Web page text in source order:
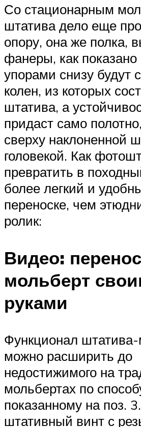
Со стационарным
штатива дело еще
опору, она же полка,
фанеры, как
упорами снизу будут
колен, из которых
штатива, а
придаст само
сверху наклоненной
головекой. Как
превратить в
более легкий и
переноске, чем
ролик:
Видео:
мольберт
руками
Функционал
можно расширить до
недостижимого на
мольбертах по
показанному на поз.
штативный винт с